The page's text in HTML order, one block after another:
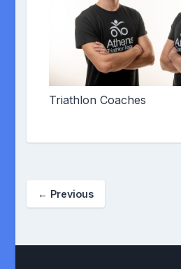
Triathlon Coaches
← Previous